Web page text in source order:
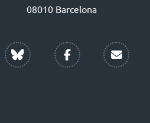
08010 Barcelona